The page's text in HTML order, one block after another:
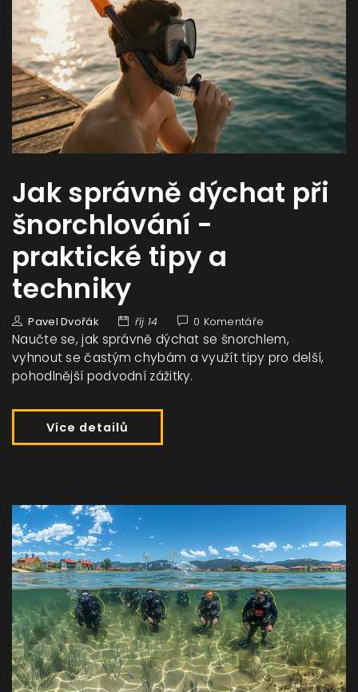
Jak správně dýchat při
šnorchlování -
praktické tipy a
techniky
Pavel Dvořák říj 14 0 Komentáře
Naučte se, jak správně dýchat se šnorchlem,
vyhnout se častým chybám a využít tipy pro delší,
pohodlnější podvodní zážitky.
Více detailů